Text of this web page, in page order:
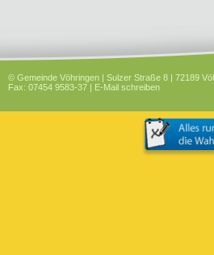
© Gemeinde Vöhringen | Sulzer Straße 8 | 72189
Fax: 07454 9583-37 | E-Mail schreiben